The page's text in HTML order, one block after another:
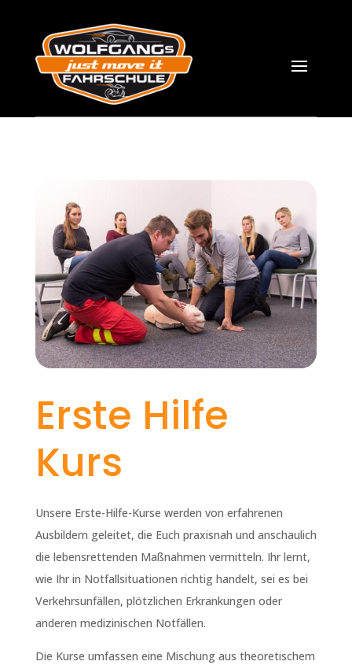
Erste Hilfe
Kurs
Unsere Erste-Hilfe-Kurse werden von erfahrenen
Ausbildern geleitet, die Euch praxisnah und anschaulich
die lebensrettenden Maßnahmen vermitteln. Ihr lernt,
wie Ihr in Notfallsituationen richtig handelt, sei es bei
Verkehrsunfällen, plötzlichen Erkrankungen oder
anderen medizinischen Notfällen.
Die Kurse umfassen eine Mischung aus theoretischem